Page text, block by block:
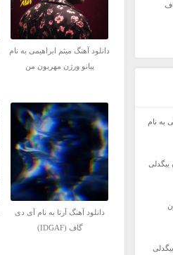
به نام
بیگدلی
دانلود آهنگ میثم ابراهیمی به نام
پیانو ورژن مهربون من
دانلود آهنگ آرتا به نام آی دی
گاف (IDGAF)